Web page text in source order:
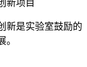
新项目
新是实验室鼓励的
。